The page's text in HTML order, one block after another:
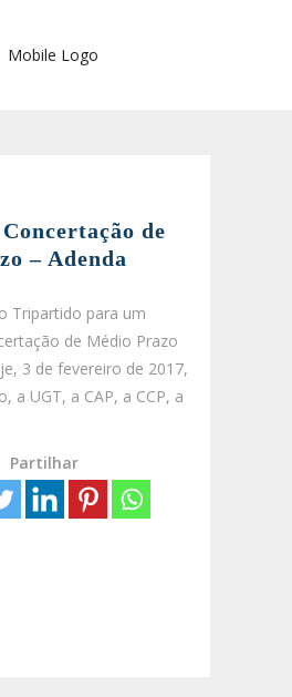
de
– Adenda
Tripartido para um
de Médio Prazo
3 de fevereiro de 2017,
a UGT, a CAP, a CCP, a
Partilhar